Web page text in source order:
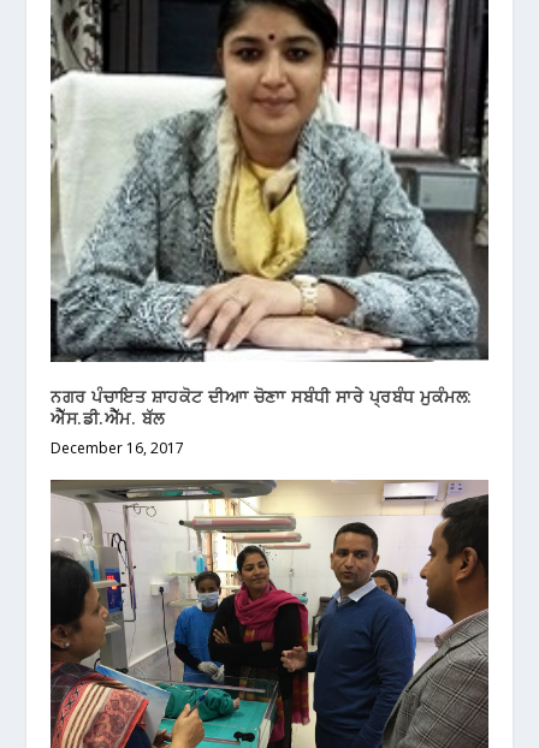
ਨਗਰ ਪੰਚਾਇਤ ਸ਼ਾਹਕੋਟ ਦੀਆਾ ਚੋਣਾਾ ਸਬੰਧੀ ਸਾਰੇ ਪ੍ਰਬੰਧ ਮੁਕੰਮਲ:
ਐੱਸ.ਡੀ.ਐੱਮ. ਬੱਲ
December 16, 2017